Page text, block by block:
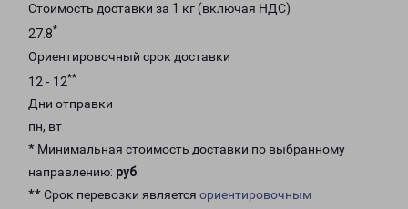
Стоимость доставки за 1 кг (включая НДС)
27.8*
Ориентировочный срок доставки
12 - 12**
Дни отправки
пн, вт
* Минимальная стоимость доставки по выбранному
направлению: руб.
** Срок перевозки является ориентировочным